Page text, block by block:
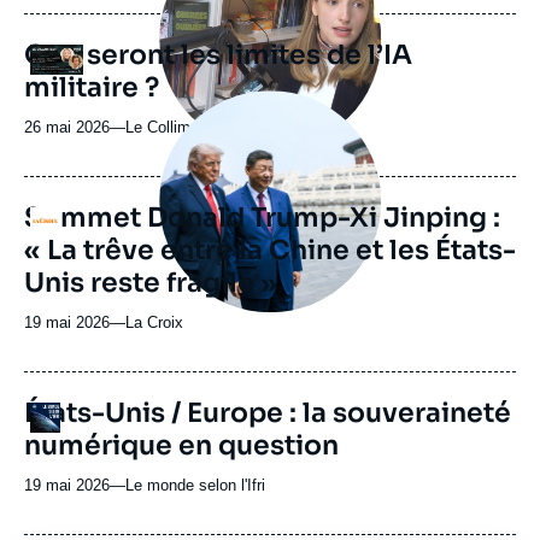
journal,
revue
ou
émission
Logo
Que seront les limites de l’IA
militaire ?
26 mai 2026—Nom
journal,
revue
ou
émission
Le Collimateur
Logo
Image
principale
médiatique
Sommet Donald Trump-Xi Jinping :
« La trêve entre la Chine et les États-
Unis reste fragile »
19 mai 2026—Nom
journal,
ou
émission
La Croix
Logo
URL
de
Spotify
États-Unis / Europe : la souveraineté
numérique en question
19 mai 2026—Nom
journal,
Le monde selon l'Ifri